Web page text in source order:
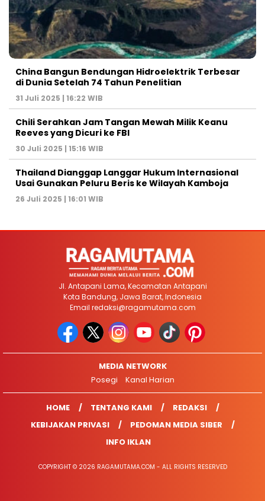
China Bangun Bendungan Hidroelektrik Terbesar
di Dunia Setelah 74 Tahun Penelitian
31 Juli 2025 | 16:22 WIB
Chili Serahkan Jam Tangan Mewah Milik Keanu
Reeves yang Dicuri ke FBI
30 Juli 2025 | 15:16 WIB
Thailand Dianggap Langgar Hukum Internasional
Usai Gunakan Peluru Beris ke Wilayah Kamboja
26 Juli 2025 | 16:01 WIB
Jl. Antapani Lama, Kecamatan Antapani
Kota Bandung, Jawa Barat, Indonesia
Email redaksi@ragamutama.com
MEDIA NETWORK
Posegi
Kanal Harian
HOME TENTANG KAMI
REDAKSI
KEBIJAKAN PRIVASI
PEDOMAN MEDIA SIBER
INFO IKLAN
COPYRIGHT © 2026 RAGAMUTAMA.COM - ALL RIGHTS RESERVED